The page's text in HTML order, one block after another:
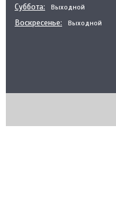
Суббота Выходной
Воскресенье Выходной